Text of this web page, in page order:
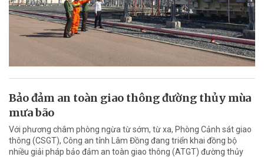
Bảo đảm an toàn giao thông đường thủy mùa
mưa bão
Với phương châm phòng ngừa từ sớm, từ xa, Phòng Cảnh sát giao
thông (CSGT), Công an tỉnh Lâm Đồng đang triển khai đồng bộ
nhiều giải pháp bảo đảm an toàn giao thông (ATGT) đường thủy